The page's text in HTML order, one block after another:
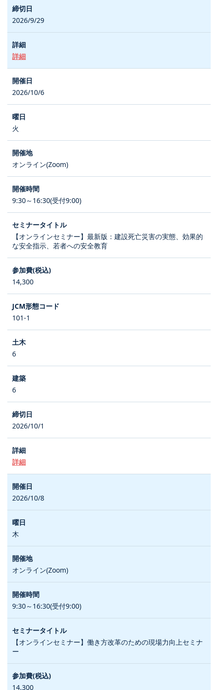
2026/9/29
詳細
2026/10/6
火
オンライン(Zoom)
9:30～16:30(受付9:00)
【オンラインセミナー】最新版：建設死亡災害の実態、効果的
な安全指示、若者への安全教育
14,300
101-1
6
6
2026/10/1
詳細
2026/10/8
木
オンライン(Zoom)
9:30～16:30(受付9:00)
【オンラインセミナー】働き方改革のための現場力向上セミナ
ー
14,300